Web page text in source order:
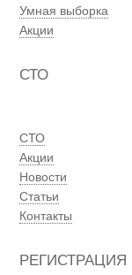
Умная выборка
Акции
СТО
СТО
Акции
Новости
Статьи
Контакты
РЕГИСТРАЦИЯ